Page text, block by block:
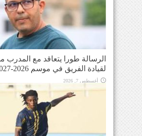
الرسالة طورا يتعاقد مع المدرب
لقيادة الفريق في موسم 2026-2027
أغسطس 7, 2026